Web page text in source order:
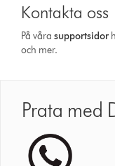
Kontakta oss
På vårasupport­sidor
och mer.
Prata med